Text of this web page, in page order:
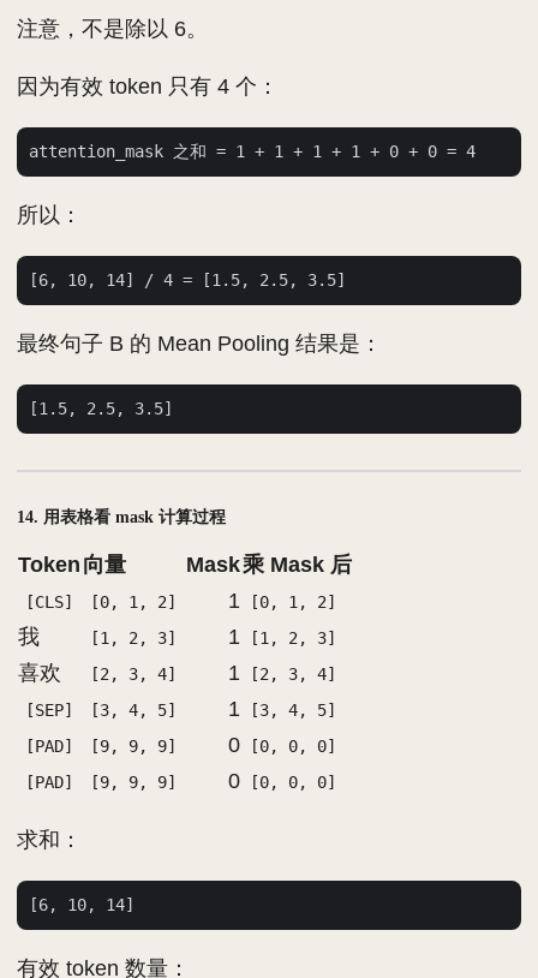
注意，不是除以 6。
因为有效 token 只有 4 个：
所以：
最终句子 B 的 Mean Pooling 结果是：
14. 用表格看 mask 计算过程
Token 向量 Mask乘 Mask 后
[CLS] [0, 1, 2] 1 [0, 1, 2]
我 [1, 2, 3] 1 [1, 2, 3]
喜欢 [2, 3, 4] 1
[2, 3, 4]
[SEP]
[3, 4, 5] 1
[3, 4, 5]
[PAD]
[9, 9, 9] 0
[0, 0, 0]
[PAD]
[9, 9, 9] 0 [0, 0, 0]
求和：
有效 token 数量：